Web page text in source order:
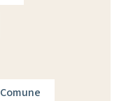
Comune